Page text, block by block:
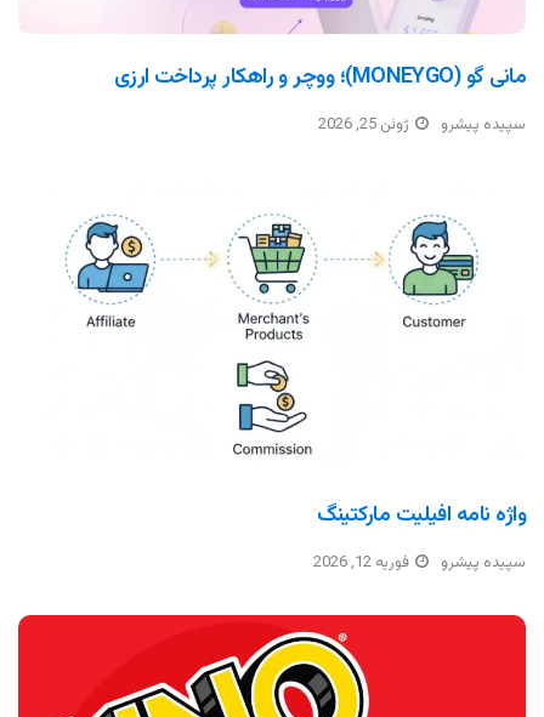
مانی گو (MONEYGO)؛ ووچر و راهکار پرداخت ارزی
سپیده پیشرو ژوئن 25, 2026
واژه نامه افیلیت مارکتینگ
سپیده پیشرو فوریه 12, 2026